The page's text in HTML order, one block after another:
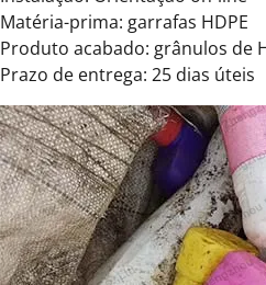
Matéria-prima: garrafas HDPE
Produto acabado: grânulos de
Prazo de entrega: 25 dias úteis